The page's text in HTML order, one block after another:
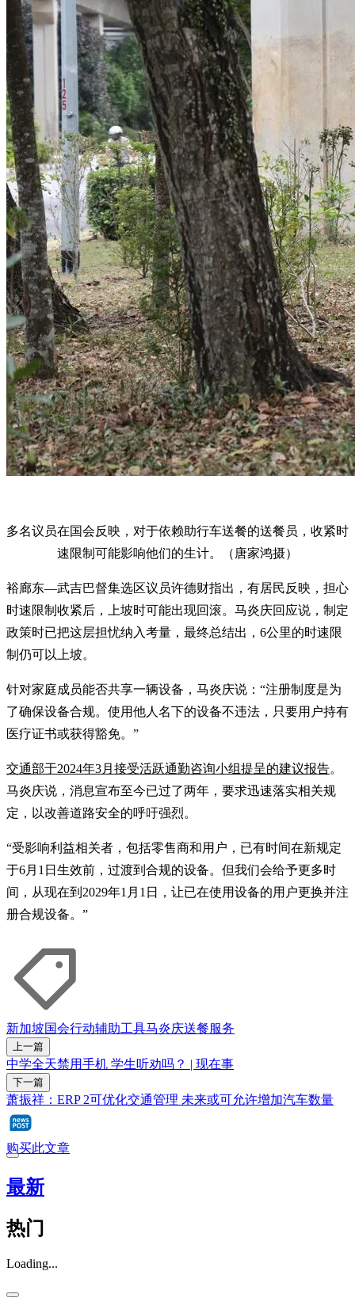
多名议员在国会反映，对于依赖助行车送餐的送餐员，收紧时
速限制可能影响他们的生计。（唐家鸿摄）
裕廊东—武吉巴督集选区议员许德财指出，有居民反映，担心
时速限制收紧后，上坡时可能出现回滚。马炎庆回应说，制定
政策时已把这层担忧纳入考量，最终总结出，6公里的时速限
制仍可以上坡。
针对家庭成员能否共享一辆设备，马炎庆说：“注册制度是为
了确保设备合规。使用他人名下的设备不违法，只要用户持有
医疗证书或获得豁免。”
交通部于2024年3月接受活跃通勤咨询小组提呈的建议报告。
马炎庆说，消息宣布至今已过了两年，要求迅速落实相关规
定，以改善道路安全的呼吁强烈。
“受影响利益相关者，包括零售商和用户，已有时间在新规定
于6月1日生效前，过渡到合规的设备。但我们会给予更多时
间，从现在到2029年1月1日，让已在使用设备的用户更换并注
册合规设备。”
新加坡国会行动辅助工具马炎庆送餐服务
上一篇
中学全天禁用手机 学生听劝吗？ | 现在事
下一篇
萧振祥：ERP 2可优化交通管理 未来或可允许增加汽车数量
购买此文章
最新
热门
Loading...